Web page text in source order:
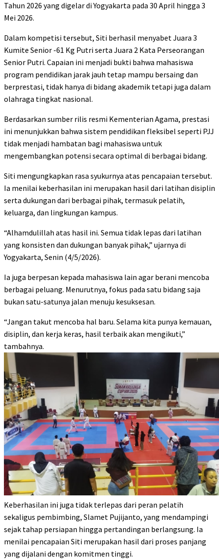
Tahun 2026 yang digelar di Yogyakarta pada 30 April hingga 3
Mei 2026.
Dalam kompetisi tersebut, Siti berhasil menyabet Juara 3
Kumite Senior -61 Kg Putri serta Juara 2 Kata Perseorangan
Senior Putri. Capaian ini menjadi bukti bahwa mahasiswa
program pendidikan jarak jauh tetap mampu bersaing dan
berprestasi, tidak hanya di bidang akademik tetapi juga dalam
olahraga tingkat nasional.
Berdasarkan sumber rilis resmi Kementerian Agama, prestasi
ini menunjukkan bahwa sistem pendidikan fleksibel seperti PJJ
tidak menjadi hambatan bagi mahasiswa untuk
mengembangkan potensi secara optimal di berbagai bidang.
Siti mengungkapkan rasa syukurnya atas pencapaian tersebut.
Ia menilai keberhasilan ini merupakan hasil dari latihan disiplin
serta dukungan dari berbagai pihak, termasuk pelatih,
keluarga, dan lingkungan kampus.
“Alhamdulillah atas hasil ini. Semua tidak lepas dari latihan
yang konsisten dan dukungan banyak pihak,” ujarnya di
Yogyakarta, Senin (4/5/2026).
Ia juga berpesan kepada mahasiswa lain agar berani mencoba
berbagai peluang. Menurutnya, fokus pada satu bidang saja
bukan satu-satunya jalan menuju kesuksesan.
“Jangan takut mencoba hal baru. Selama kita punya kemauan,
disiplin, dan kerja keras, hasil terbaik akan mengikuti,”
tambahnya.
Keberhasilan ini juga tidak terlepas dari peran pelatih
sekaligus pembimbing, Slamet Pujijanto, yang mendampingi
sejak tahap persiapan hingga pertandingan berlangsung. Ia
menilai pencapaian Siti merupakan hasil dari proses panjang
yang dijalani dengan komitmen tinggi.